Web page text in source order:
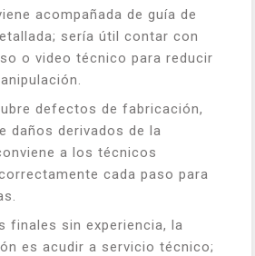
acompañada de guía de
sería útil contar con
o video técnico para reducir
defectos de fabricación,
daños derivados de la
a los técnicos
cada paso para
finales sin experiencia, la
es acudir a servicio técnico;